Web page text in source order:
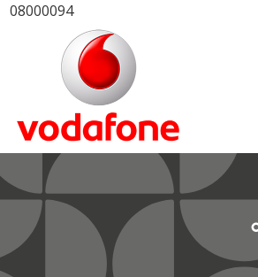
08000094